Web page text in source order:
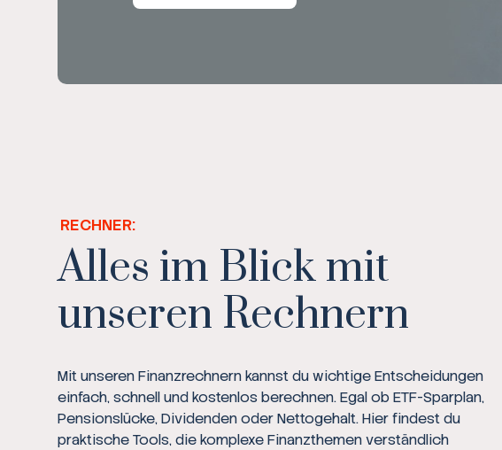
RECHNER:
Alles im Blick mit
unseren Rechnern
Mit unseren Finanzrechnern kannst du wichtige Entscheidungen
einfach, schnell und kostenlos berechnen. Egal ob ETF-Sparplan,
Pensionslücke, Dividenden oder Nettogehalt. Hier findest du
praktische Tools, die komplexe Finanzthemen verständlich